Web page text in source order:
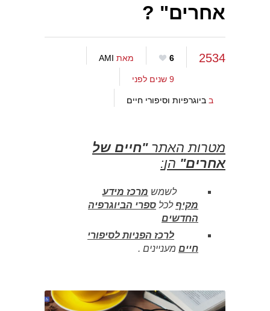
אחרים" ?
2534
6 מאת AMI
9 שנים לפני
ב ביוגרפיות וסיפורי חיים
מטרות האתר"חיים של
אחרים" הן:
לשמש מרכז מידע
מקיף לכל ספרי הביוגרפיה
החדשים
לרכז הפניות לסיפורי
חיים מעניינים .